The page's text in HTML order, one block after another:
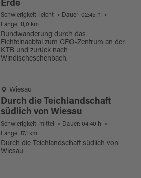
Erde
Rundwanderung durch das
Fichtelnaabtal zum GEO-Zentrum an der
KTB und zurück nach
Windischeschenbach.
Schwierigkeit: leicht
Dauer: 02:45 h
Länge: 11,0 km
Wiesau
Durch die Teichlandschaft
südlich von Wiesau
Durch die Teichlandschaft südlich von
Wiesau
Schwierigkeit: mittel
Dauer: 04:40 h
Länge: 17,1 km